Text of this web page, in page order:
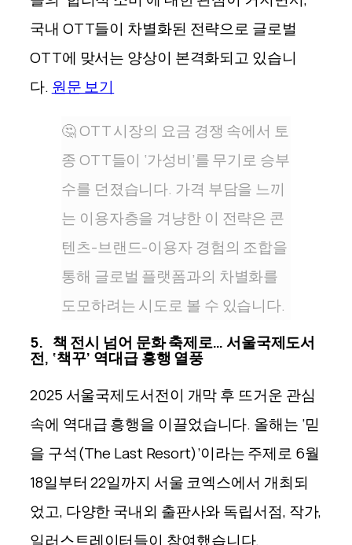
국내 OTT들이 차별화된 전략으로 글로벌
OTT에 맞서는 양상이 본격화되고 있습니
다. 원문 보기
🤔 OTT 시장의 요금 경쟁 속에서 토
종 OTT들이 ‘가성비’를 무기로 승부
수를 던졌습니다. 가격 부담을 느끼
는 이용자층을 겨냥한 이 전략은 콘
텐츠-브랜드-이용자 경험의 조합을
통해 글로벌 플랫폼과의 차별화를
도모하려는 시도로 볼 수 있습니다.
5. 책 전시 넘어 문화 축제로… 서울국제도서
전, ‘책꾸’ 역대급 흥행 열풍
2025 서울국제도서전이 개막 후 뜨거운 관심
속에 역대급 흥행을 이끌었습니다. 올해는 ‘믿
을 구석(The Last Resort)’이라는 주제로 6월
18일부터 22일까지 서울 코엑스에서 개최되
었고, 다양한 국내외 출판사와 독립서점, 작가,
일러스트레이터들이 참여했습니다.